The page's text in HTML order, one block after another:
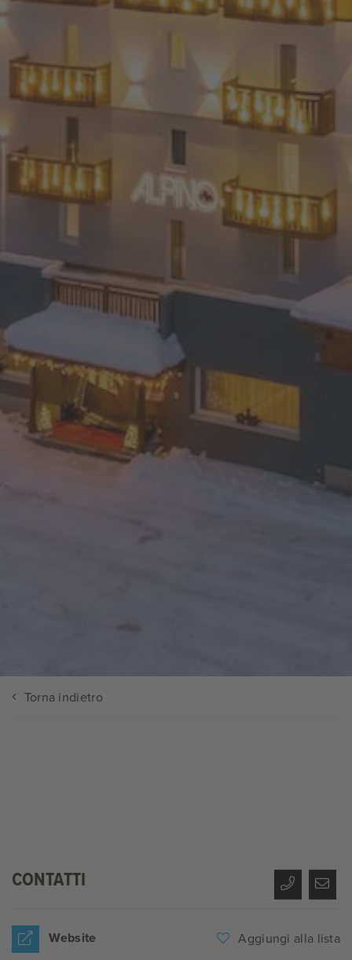
Torna indietro
CONTATTI
Website Aggiungi alla lista